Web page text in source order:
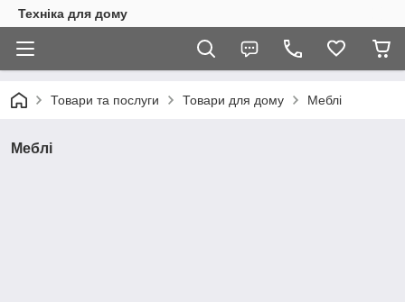
Техніка для дому
Товари та послуги Товари для дому Меблі
Меблі